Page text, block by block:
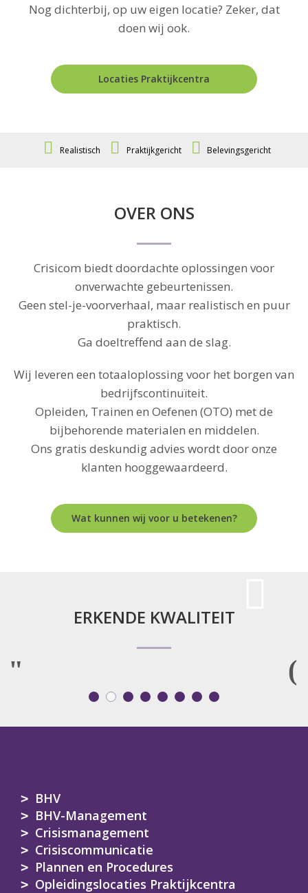
Nog dichterbij, op uw eigen locatie? Zeker, dat
doen wij ook.
Locaties Praktijkcentra
Realistisch Praktijkgericht Belevingsgericht
OVER ONS
Crisicom biedt doordachte oplossingen voor
onverwachte gebeurtenissen.
Geen stel-je-voorverhaal, maar realistisch en puur
praktisch.
Ga doeltreffend aan de slag.
Wij leveren een totaaloplossing voor het borgen van
bedrijfscontinuïteit.
Opleiden, Trainen en Oefenen (OTO) met de
bijbehorende materialen en middelen.
Ons gratis deskundig advies wordt door onze
klanten hooggewaardeerd.
Wat kunnen wij voor u betekenen?
ERKENDE KWALITEIT
BHV
BHV-Management
Crisismanagement
Crisiscommunicatie
Plannen en Procedures
Opleidingslocaties Praktijkcentra